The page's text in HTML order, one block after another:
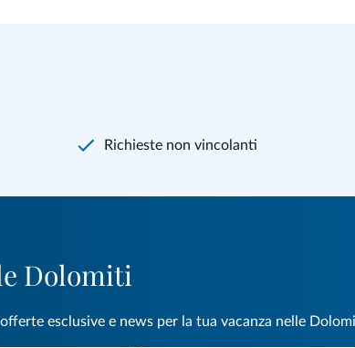
Richieste non vincolanti
Dolomiti
esclusive e news per la tua vacanza nelle